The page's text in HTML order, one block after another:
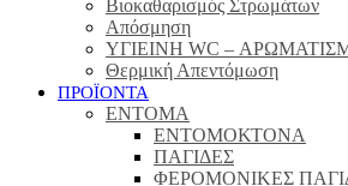
Βιοκαθαρισμός Στρωμάτων
Απόσμηση
ΥΓΙΕΙΝΗ WC –
Θερμική Απεντόμωση
ΠΡΟΪΟΝΤΑ
ΕΝΤΟΜΑ
ΕΝΤΟΜΟΚΤΟΝΑ
ΠΑΓΙΔΕΣ
ΦΕΡΟΜΟΝΙΚΕΣ